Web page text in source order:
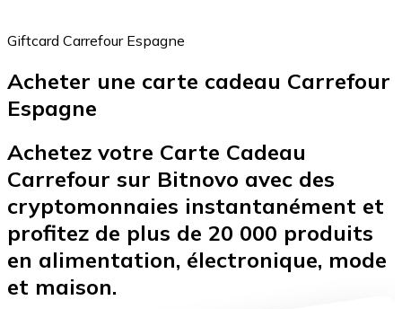
Giftcard Carrefour Espagne
Acheter une carte cadeau Carrefour
Espagne
Achetez votre Carte Cadeau
Carrefour sur Bitnovo avec des
cryptomonnaies instantanément et
profitez de plus de 20 000 produits
en alimentation, électronique, mode
et maison.